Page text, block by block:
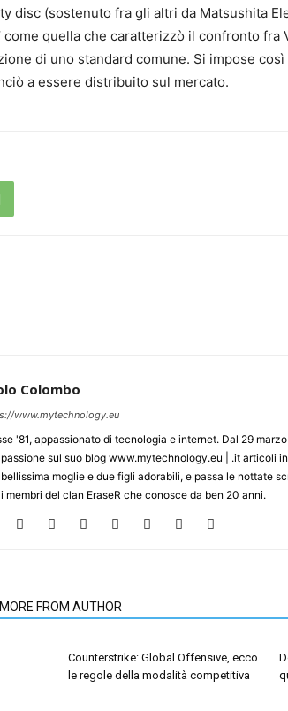
disc (sostenuto fra gli altri da Matsushita
come quella che caratterizzò il confronto fra
di uno standard comune. Si impose
a essere distribuito sul mercato.
Colombo
www.mytechnology.eu
'81, appassionato di tecnologia e internet. Dal 29
sul suo blog www.mytechnology.eu | .it articoli
moglie e due figli adorabili, e passa le nottate
membri del clan EraseR che conosce da ben 20 anni.
MORE FROM AUTHOR
Counterstrike: Global Offensive, ecco
le regole della modalità competitiva